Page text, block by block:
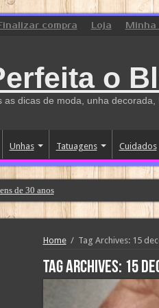
compra Loja Minha
o
as dicas de moda, unha
Unhas Tatuagens Cuidados
de 30 anos
Home / Tag Archives: 15
Tag Archives: 15